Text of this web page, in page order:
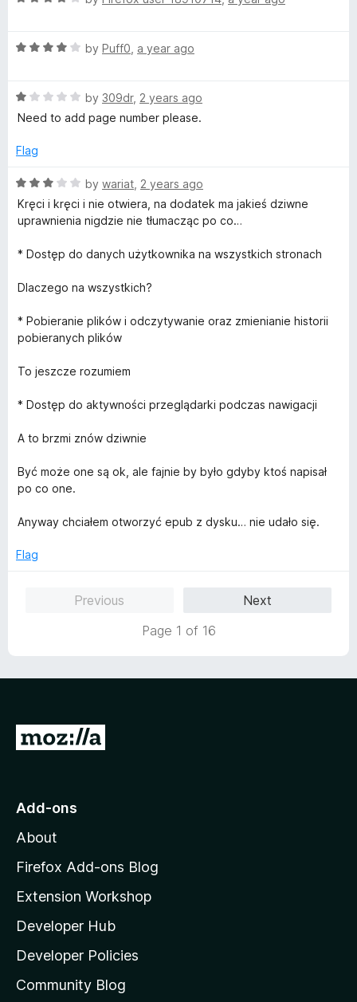
o
o
o
f
e
o
u
o
5
R
e
d
o
t
o
by Puff0 a year ago
R
a
e
1
o
o
5
by 309dr, 2 years ago
Need to add page number please.
Flag
R
a
t
d
o
t
o
5
by wariat 2 years ago
Kręci i kręci i nie otwiera, na dodatek ma jakieś dziwne
uprawnienia nigdzie nie tłumacząc po co…
* Dostęp do danych użytkownika na wszystkich stronach
Dlaczego na wszystkich?
* Pobieranie plików i odczytywanie oraz zmienianie historii
pobieranych plików
To jeszcze rozumiem
* Dostęp do aktywności przeglądarki podczas nawigacji
A to brzmi znów dziwnie
Być może one są ok, ale fajnie by było gdyby ktoś napisał
po co one.
Anyway chciałem otworzyć epub z dysku… nie udało się.
Flag
Previous
Next
Page 1 of 16
G
o
o
z
l
l
a
s
Add-ons
About
Firefox Add-ons Blog
Extension Workshop
Developer Hub
Developer Policies
Community Blog